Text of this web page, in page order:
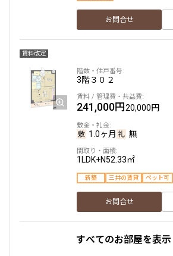
お問合せ
賃料改定
3階３０２
241,000円20,000円
1.0ヶ月 無
1LDK+N52.33㎡
新築 三井の賃貸 ペット可
お問合せ
すべてのお部屋を表示